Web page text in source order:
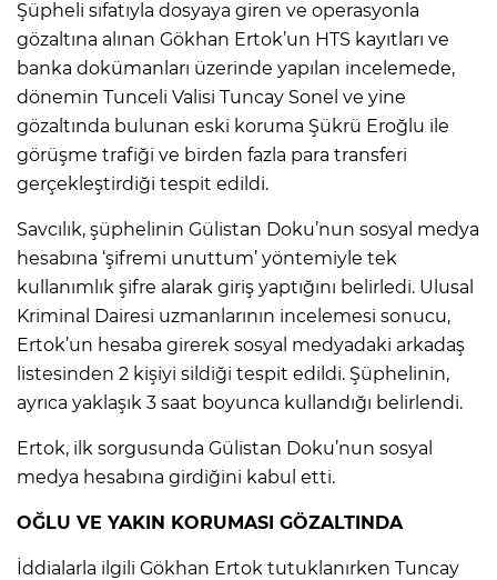
Şüpheli sıfatıyla dosyaya giren ve operasyonla
gözaltına alınan Gökhan Ertok’un HTS kayıtları ve
banka dokümanları üzerinde yapılan incelemede,
dönemin Tunceli Valisi Tuncay Sonel ve yine
gözaltında bulunan eski koruma Şükrü Eroğlu ile
görüşme trafiği ve birden fazla para transferi
gerçekleştirdiği tespit edildi.
Savcılık, şüphelinin Gülistan Doku’nun sosyal medya
hesabına ‘şifremi unuttum’ yöntemiyle tek
kullanımlık şifre alarak giriş yaptığını belirledi. Ulusal
Kriminal Dairesi uzmanlarının incelemesi sonucu,
Ertok’un hesaba girerek sosyal medyadaki arkadaş
listesinden 2 kişiyi sildiği tespit edildi. Şüphelinin,
ayrıca yaklaşık 3 saat boyunca kullandığı belirlendi.
Ertok, ilk sorgusunda Gülistan Doku’nun sosyal
medya hesabına girdiğini kabul etti.
OĞLU VE YAKIN KORUMASI GÖZALTINDA
İddialarla ilgili Gökhan Ertok tutuklanırken Tuncay